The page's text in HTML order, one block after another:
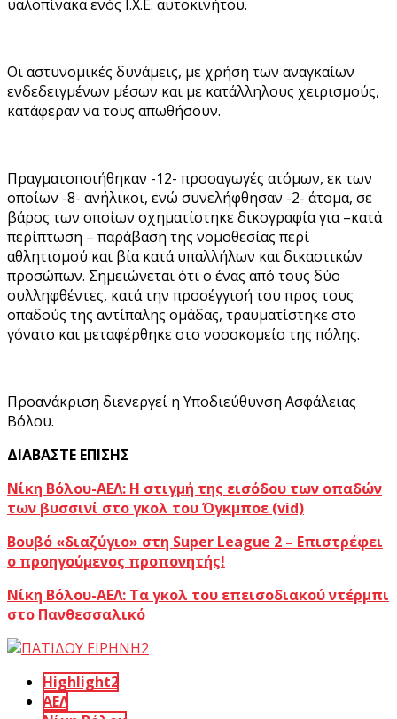
υαλοπίνακα ενός Ι.Χ.Ε. αυτοκινήτου.
Οι αστυνομικές δυνάμεις, με χρήση των αναγκαίων
ενδεδειγμένων μέσων και με κατάλληλους χειρισμούς,
κατάφεραν να τους απωθήσουν.
Πραγματοποιήθηκαν -12- προσαγωγές ατόμων, εκ των
οποίων -8- ανήλικοι, ενώ συνελήφθησαν -2- άτομα, σε
βάρος των οποίων σχηματίστηκε δικογραφία για –κατά
περίπτωση – παράβαση της νομοθεσίας περί
αθλητισμού και βία κατά υπαλλήλων και δικαστικών
προσώπων. Σημειώνεται ότι ο ένας από τους δύο
συλληφθέντες, κατά την προσέγγισή του προς τους
οπαδούς της αντίπαλης ομάδας, τραυματίστηκε στο
γόνατο και μεταφέρθηκε στο νοσοκομείο της πόλης.
Προανάκριση διενεργεί η Υποδιεύθυνση Ασφάλειας
Βόλου.
ΔΙΑΒΑΣΤΕ ΕΠΙΣΗΣ
Νίκη Βόλου-ΑΕΛ: Η στιγμή της εισόδου των οπαδών
των βυσσινί στο γκολ του Όγκμποε (vid)
Βουβό «διαζύγιο» στη Super League 2 – Επιστρέφει
ο προηγούμενος προπονητής!
Νίκη Βόλου-ΑΕΛ: Τα γκολ του επεισοδιακού ντέρμπι
στο Πανθεσσαλικό
Highlight2
ΑΕΛ